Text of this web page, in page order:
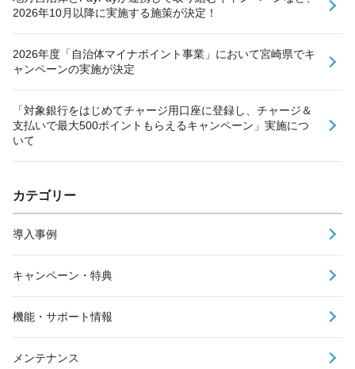
2026年10月以降に実施する施策が決定！
2026年度「自治体マイナポイント事業」において宮崎県でキ
ャンペーンの実施が決定
「対象銀行をはじめてチャージ用口座に登録し、チャージ＆
支払いで最大500ポイントもらえるキャンペーン」実施につ
いて
カテゴリー
導入事例
キャンペーン・特典
機能・サポート情報
メンテナンス